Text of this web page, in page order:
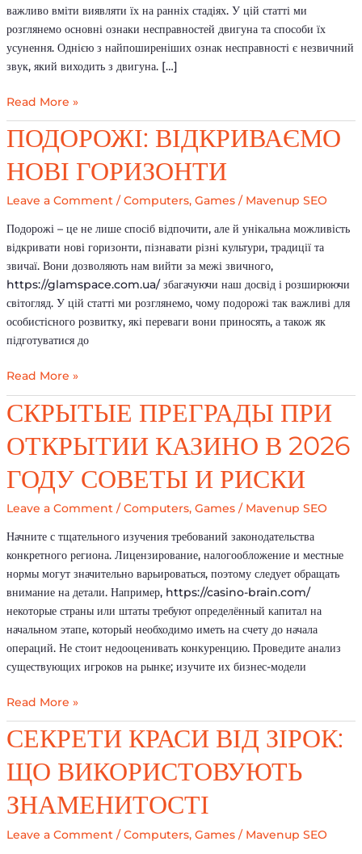
важливо вміти виявляти їх на ранніх стадіях. У цій статті ми
розглянемо основні ознаки несправностей двигуна та способи їх
усунення. Однією з найпоширеніших ознак несправності є незвичний
звук, який виходить з двигуна. […]
Read More »
ПОДОРОЖІ: ВІДКРИВАЄМО
НОВІ ГОРИЗОНТИ
Leave a Comment / Computers, Games/ Mavenup SEO
Подорожі – це не лише спосіб відпочити, але й унікальна можливість
відкривати нові горизонти, пізнавати різні культури, традиції та
звичаї. Вони дозволяють нам вийти за межі звичного,
https://glamspace.com.ua/ збагачуючи наш досвід і розширюючи
світогляд. У цій статті ми розглянемо, чому подорожі так важливі для
особистісного розвитку, які переваги вони приносять, а також як
підготуватися до
Подорожі:
відкриваємо
нові
горизонти
Read More »
СКРЫТЫЕ ПРЕГРАДЫ ПРИ
ОТКРЫТИИ КАЗИНО В 2026
ГОДУ СОВЕТЫ И РИСКИ
Leave a Comment /Computers, Games/ Mavenup SEO
Начните с тщательного изучения требований законодательства
конкретного региона. Лицензирование, налогообложение и местные
нормы могут значительно варьироваться, поэтому следует обращать
внимание на детали. Например, https://casino-brain.com/
некоторые страны или штаты требуют определённый капитал на
начальном этапе, который необходимо иметь на счету до начала
операций. Не стоит недооценивать конкуренцию. Проведите анализ
существующих игроков на рынке; изучите их бизнес-модели
Скрытые
преграды
при
открытии
казино
2026
году
советы
и
риски
Read More »
СЕКРЕТИ КРАСИ ВІД ЗІРОК:
ЩО ВИКОРИСТОВУЮТЬ
ЗНАМЕНИТОСТІ
Leave a Comment /Computers, Games/ Mavenup SEO
Секрети
краси
від
зірок:
що
знаменитості